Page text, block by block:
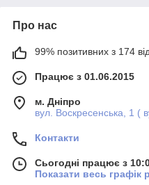
Про нас
99% позитивних з 174
Працює з 01.06.2015
м. Дніпро
вул. Воскресенська, 1 (
Контакти
Сьогодні працює з
Показати весь графік